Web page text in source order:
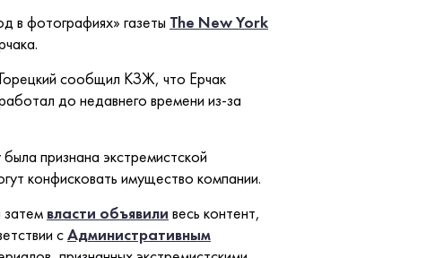
в фотографиях» газеты The New York
сообщил КЗЖ, что Ерчак
до недавнего времени из-за
признана экстремистской
конфисковать имущество компании.
затем власти объявили весь контент,
сАдминистративным